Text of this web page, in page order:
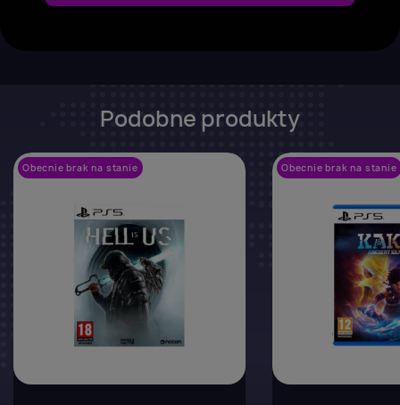
Podobne produkty
Obecnie brak na stanie Obecnie brak na stanie